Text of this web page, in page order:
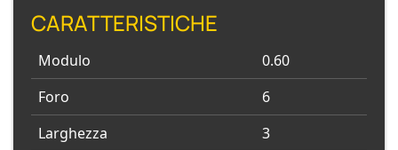
CARATTERISTICHE
Modulo
0.60
Foro
6
Larghezza
3